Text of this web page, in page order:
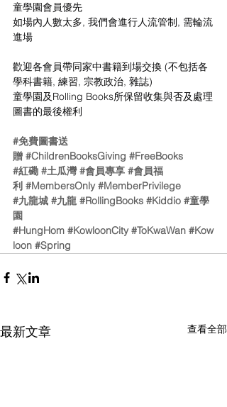
童學園會員優先
如場內人數太多, 我們會進行人流管制, 需輪流
進場
歡迎各會員帶同家中書籍到場交換 (不包括各
學科書籍, 練習, 宗教政治, 雜誌)
童學園及Rolling Books所保留收集與否及處理
圖書的最後權利
#免費圖書送
贈 #ChildrenBooksGiving #FreeBooks
#紅磡 #土瓜灣 #會員專享 #會員福
利 #MembersOnly #MemberPrivilege
#九龍城 #九龍 #RollingBooks #Kiddio #童學
園
#HungHom #KowloonCity #ToKwaWan #Kow
loon #Spring
最新文章 查看全部